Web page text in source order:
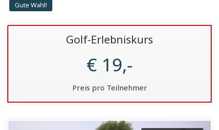
Gute Wahl!
Golf-Erlebniskurs
€ 19,-
Preis pro Teilnehmer